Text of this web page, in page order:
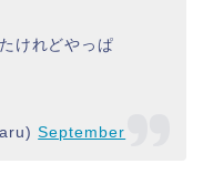
けれどやっぱ
September